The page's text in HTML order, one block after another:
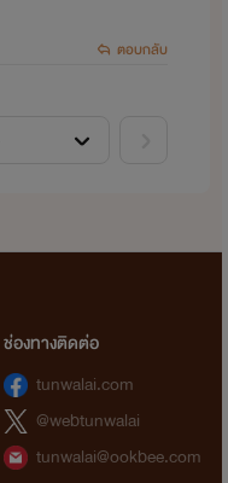
ตอบกลับ
ช่องทางติดต่อ
tunwalai.com
@webtunwalai
tunwalai@ookbee.com